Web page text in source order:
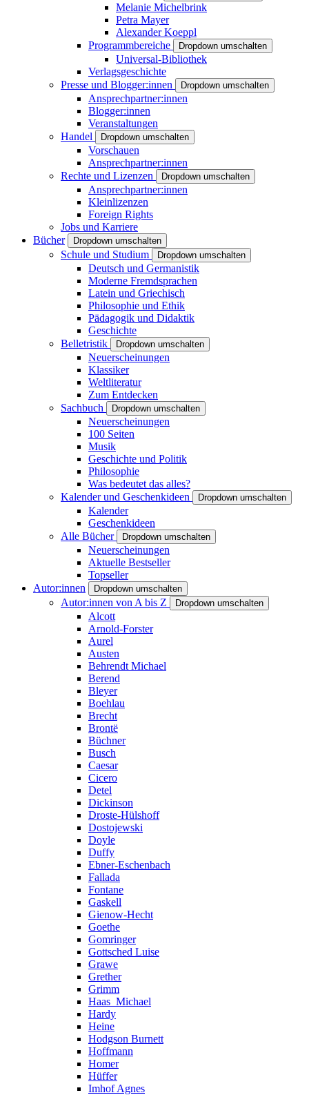
Melanie Michelbrink
Petra Mayer
Alexander Koeppl
Programmbereiche
Dropdown umschalten
Universal-Bibliothek
Verlagsgeschichte
Presse und Blogger:innen
Dropdown umschalten
Ansprechpartner:innen
Blogger:innen
Veranstaltungen
Handel
Dropdown umschalten
Vorschauen
Ansprechpartner:innen
Rechte und Lizenzen
Dropdown umschalten
Ansprechpartner:innen
Kleinlizenzen
Foreign Rights
Jobs und Karriere
Bücher
Dropdown umschalten
Schule und Studium Dropdown umschalten
Deutsch und Germanistik
Moderne Fremdsprachen
Latein und Griechisch
Philosophie und Ethik
Pädagogik und Didaktik
Geschichte
Belletristik
Dropdown umschalten
Neuerscheinungen
Klassiker
Weltliteratur
Zum Entdecken
Sachbuch
Dropdown umschalten
Neuerscheinungen
100 Seiten
Musik
Geschichte und Politik
Philosophie
Was bedeutet das alles?
Kalender und Geschenkideen
Dropdown umschalten
Kalender
Geschenkideen
Alle Bücher
Dropdown umschalten
Neuerscheinungen
Aktuelle Bestseller
Topseller
Autor:innen
Dropdown umschalten
Autor:innen von A bis Z Dropdown umschalten
Alcott
Arnold-Forster
Aurel
Austen
Behrendt Michael
Berend
Bleyer
Boehlau
Brecht
Brontë
Büchner
Busch
Caesar
Cicero
Detel
Dickinson
Droste-Hülshoff
Dostojewski
Doyle
Duffy
Ebner-Eschenbach
Fallada
Fontane
Gaskell
Gienow-Hecht
Goethe
Gomringer
Gottsched Luise
Grawe
Grether
Grimm
Haas_Michael
Hardy
Heine
Hodgson Burnett
Hoffmann
Homer
Hüffer
Imhof Agnes